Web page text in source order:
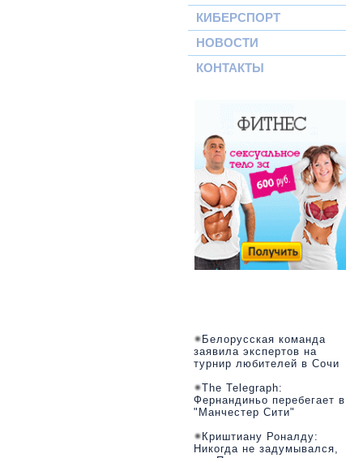
КИБЕРСПОРТ
НОВОСТИ
КОНТАКТЫ
Белорусская команда
заявила экспертов на
турнир любителей в Сочи
The Telegraph:
Фернандиньо перебегает в
"Манчестер Сити"
Криштиану Роналду:
Никогда не задумывался,